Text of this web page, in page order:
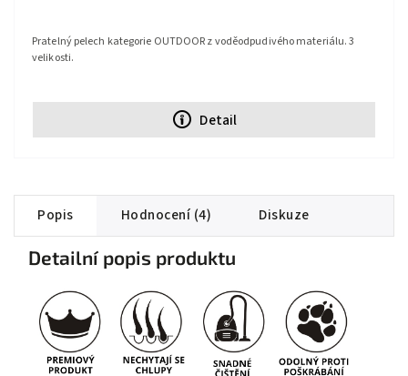
Detail
Pratelný pelech kategorie OUTDOOR z voděodpudivého materiálu. 3
velikosti.
Popis Hodnocení (4) Diskuze
Detailní popis produktu